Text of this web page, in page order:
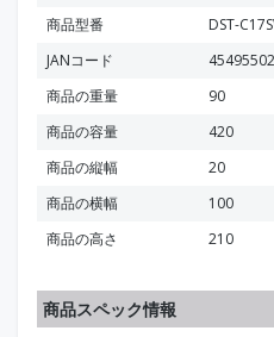
商品型番
DST-
JANコード
商品の重量
90
商品の容量
420
商品の縦幅
20
商品の横幅
100
商品の高さ
210
商品スペック情報